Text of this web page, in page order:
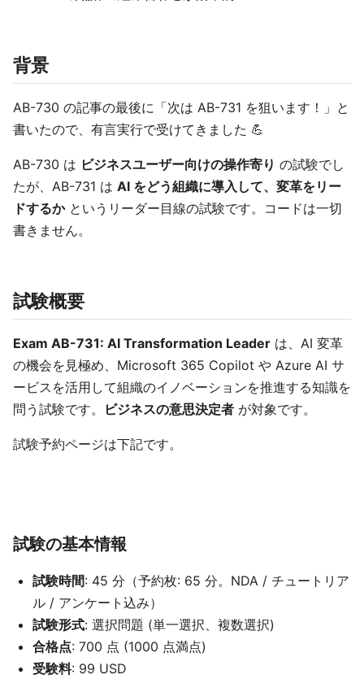
背景
AB-730 の記事の最後に「次は AB-731 を狙います！」と
書いたので、有言実行で受けてきました 💪
AB-730 は ビジネスユーザー向けの操作寄り の試験でし
たが、AB-731 は AI をどう組織に導入して、変革をリー
ドするかというリーダー目線の試験です。コードは一切
書きません。
試験概要
Exam AB-731: AI Transformation Leader は、AI 変革
の機会を見極め、Microsoft 365 Copilot や Azure AI サ
ービスを活用して組織のイノベーションを推進する知識を
問う試験です。
ビジネスの意思決定者 が対象です。
試験予約ページは下記です。
試験の基本情報
試験時間: 45 分（予約枚: 65 分。NDA / チュートリア
ル / アンケート込み）
試験形式: 選択問題 (単一選択、複数選択)
合格点: 700 点 (1000 点満点)
受験料: 99 USD